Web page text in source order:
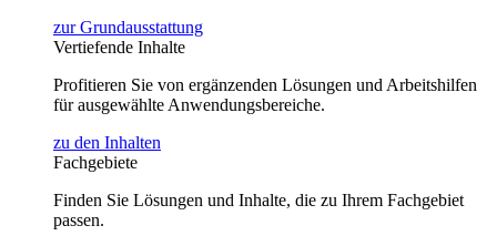
zur Grundausstattung
Vertiefende Inhalte
Profitieren Sie von ergänzenden Lösungen und Arbeitshilfen
für ausgewählte Anwendungsbereiche.
zu den Inhalten
Fachgebiete
Finden Sie Lösungen und Inhalte, die zu Ihrem Fachgebiet
passen.